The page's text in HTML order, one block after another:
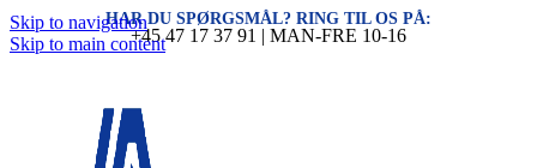
Skip to navigation
Skip to main content
HAR DU SPØRGSMÅL? RING TIL OS PÅ:
+45 47 17 37 91 | MAN-FRE 10-16